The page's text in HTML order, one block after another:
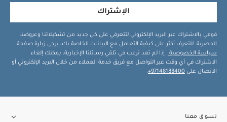
الإشتراك
قومي بالاشتراك عبر البريد الإلكتروني لتتعرفي على كل جديد من تشكيلاتنا وعروضنا
الحصرية. للتعرف أكثر على كيفية التعامل مع البيانات الخاصة بك، يرجى زيارة صفحة
سياسة الخصوصية . إذا لم تعد ترغب في تلقي رسائلنا الإخبارية، يمكنك إلغاء
الاشتراك في أي وقت عبر التواصل مع فريق خدمة العملاء من خلال البريد الإلكتروني أو
الاتصال على 97148188400+
.
تسوق معنا